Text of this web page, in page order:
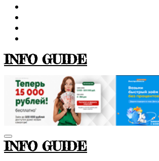
INFO GUIDE
INFO GUIDE